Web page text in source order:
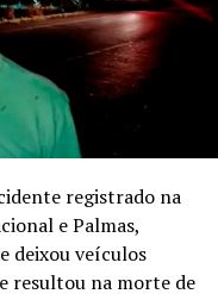
registrado na
e Palmas,
deixou veículos
resultou na morte de